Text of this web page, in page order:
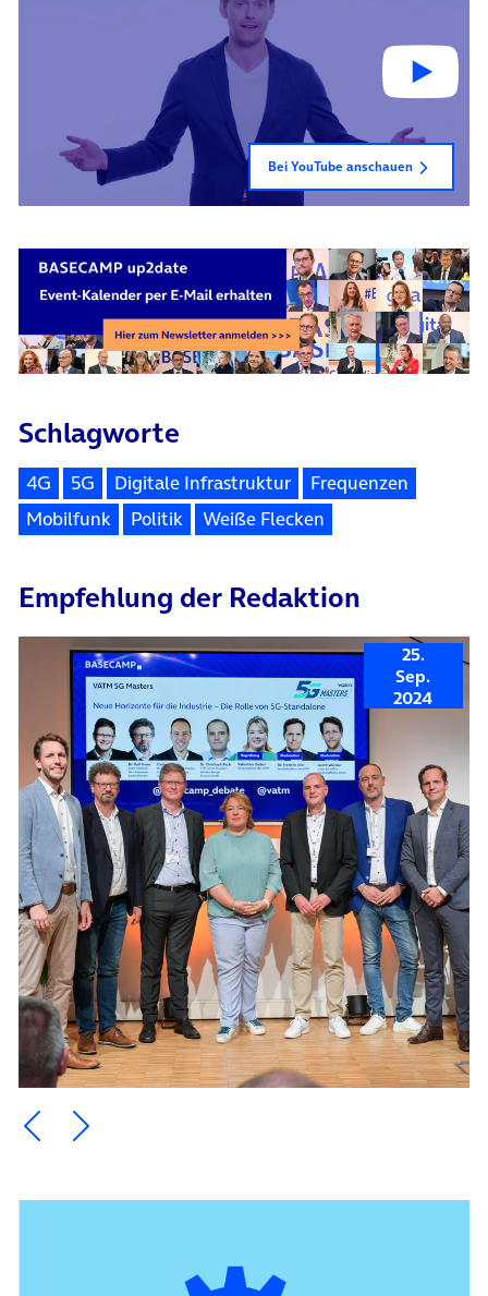
Bei YouTube anschauen
Schlagworte
4G 5G Digitale Infrastruktur
Frequenzen
Mobilfunk
Politik Weiße Flecken
Empfehlung der Redaktion
25.
Sep.
2024
Ein Element zurück blättern
Ein Element weiter blättern